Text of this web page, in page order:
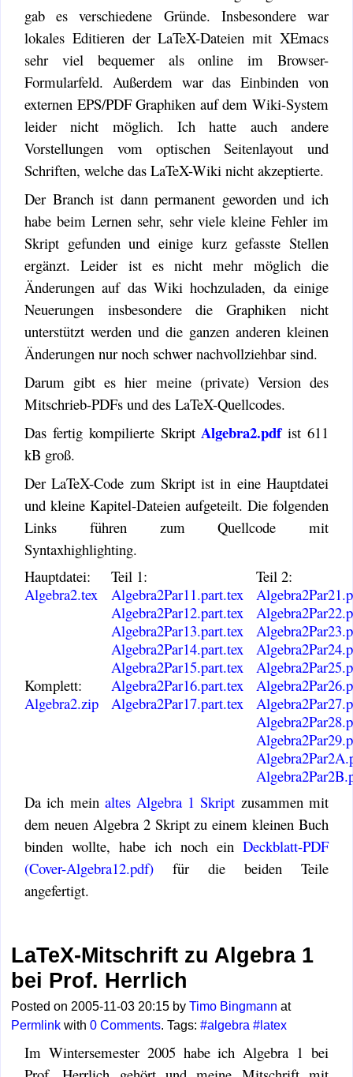
gab es verschiedene Gründe. Insbesondere war
lokales Editieren der LaTeX-Dateien mit XEmacs
sehr viel bequemer als online im Browser-
Formularfeld. Außerdem war das Einbinden von
externen EPS/PDF Graphiken auf dem Wiki-System
leider nicht möglich. Ich hatte auch andere
Vorstellungen vom optischen Seitenlayout und
Schriften, welche das LaTeX-Wiki nicht akzeptierte.
Der Branch ist dann permanent geworden und ich
habe beim Lernen sehr, sehr viele kleine Fehler im
Skript gefunden und einige kurz gefasste Stellen
ergänzt. Leider ist es nicht mehr möglich die
Änderungen auf das Wiki hochzuladen, da einige
Neuerungen insbesondere die Graphiken nicht
unterstützt werden und die ganzen anderen kleinen
Änderungen nur noch schwer nachvollziehbar sind.
Darum gibt es hier meine (private) Version des
Mitschrieb-PDFs und des LaTeX-Quellcodes.
Das fertig kompilierte Skript Algebra2.pdfist 611
kB groß.
Der LaTeX-Code zum Skript ist in eine Hauptdatei
und kleine Kapitel-Dateien aufgeteilt. Die folgenden
Links führen zum Quellcode mit
Syntaxhighlighting.
Hauptdatei:
Algebra2.tex
Teil 1:
Algebra2Par11.part.tex
Algebra2Par12.part.tex
Algebra2Par13.part.tex
Algebra2Par14.part.tex
Algebra2Par15.part.tex
Algebra2Par16.part.tex
Algebra2Par17.part.tex
Teil 2:
Komplett:
Algebra2.zip
Da ich mein altes Algebra 1 Skript zusammen mit
dem neuen Algebra 2 Skript zu einem kleinen Buch
binden wollte, habe ich noch ein Deckblatt-PDF
(Cover-Algebra12.pdf) für die beiden Teile
angefertigt.
LaTeX-Mitschrift zu Algebra 1
bei Prof. Herrlich
Posted on 2005-11-03 20:15 byTimo Bingmann at
Permlink with0 Comments. Tags:#algebra #latex
Im Wintersemester 2005 habe ich Algebra 1 bei